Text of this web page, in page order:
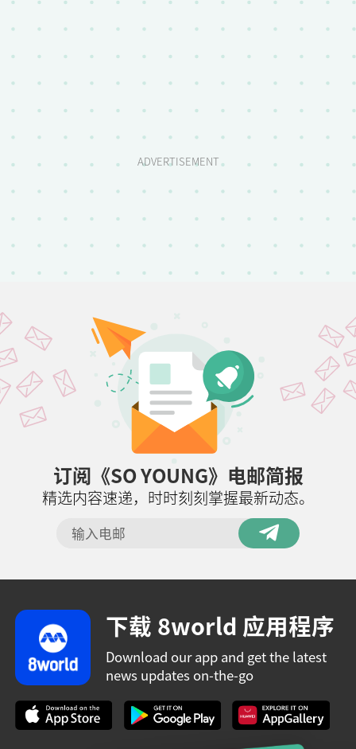
ADVERTISEMENT
订阅《SO YOUNG》电邮简报
精选内容速递，时时刻刻掌握最新动态。
下载 8world 应用程序
Download our app and get the latest
news updates on-the-go